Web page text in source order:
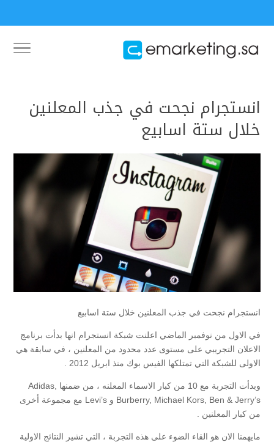
انستجرام نجحت في جذب المعلنين
خلال ستة اسابيع
انستجرام نجحت في جذب المعلنين خلال ستة اسابيع
في الاول من نوفمبر الماضي اعلنت شبكة انستجرام انها بدأت برنامج
الاعلان التجريبي على مستوى عدد محدود من المعلنين ، في سابقة هي
الاولى للشبكة التي تمتلكها الفيس بوك منذ ابريل 2012 .
وبدأت التجربة مع 10 من كبار الاسماء المعلنه ، من ضمنها Adidas,
Burberry, Michael Kors, Ben & Jerry’s و Levi’s مع مجموعة أخرى
من كبار المعلنين .
مايهمنا الان هو القاء الضوء على هذه التجربة ، التي تشير النتائج الاولية